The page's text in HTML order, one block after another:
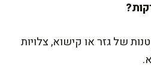
של גזר או קישוא, צלויות